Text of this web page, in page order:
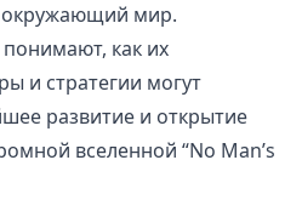
окружающий мир.
как их
и стратегии могут
развитие и открытие
вселенной “No Man’s